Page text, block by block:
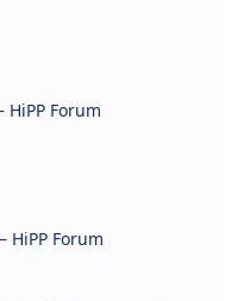
HiPP Forum
HiPP Forum